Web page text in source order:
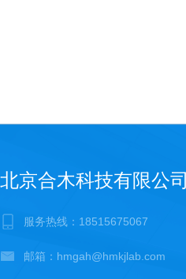
北京合木科技有限公司
服务热线：18515675067
邮箱：hmgah@hmkjlab.com